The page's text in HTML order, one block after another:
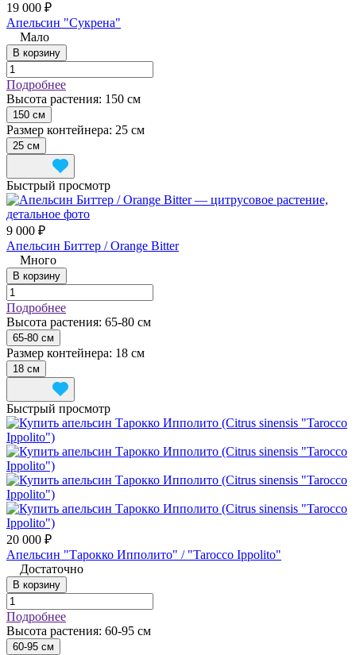
19 000 ₽
Апельсин "Сукрена"
Мало
В корзину
Подробнее
Высота растения: 150 см
150 см
Размер контейнера: 25 см
25 см
Быстрый просмотр
9 000 ₽
Апельсин Биттер / Orange Bitter
Много
В корзину
Подробнее
Высота растения: 65-80 см
65-80 см
Размер контейнера: 18 см
18 см
Быстрый просмотр
20 000 ₽
Апельсин "Тарокко Ипполито" / "Tarocco Ippolito"
Достаточно
В корзину
Подробнее
Высота растения: 60-95 см
60-95 см